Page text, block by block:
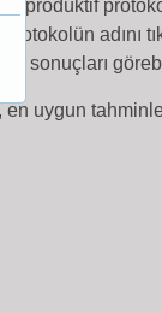
adını
sonuçları
en uygun